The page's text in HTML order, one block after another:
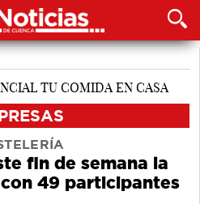
fin de semana la
49 participantes